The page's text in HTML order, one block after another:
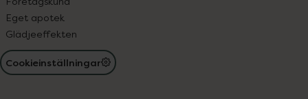
Eget apotek
Glädjeeffekten
Cookieinställningar